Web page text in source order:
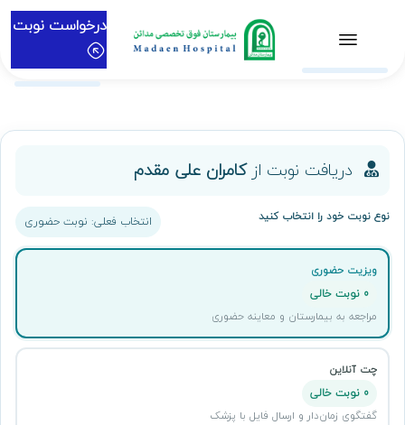
درخواست نوبت
دریافت نوبت ازکامران علی مقدم
نوع نوبت خود را انتخاب کنید انتخاب فعلی: نوبت حضوری
ویزیت حضوری
0 نوبت خالی
مراجعه به بیمارستان و معاینه حضوری
چت آنلاین
0 نوبت خالی
گفتگوی زمان‌دار و ارسال فایل با پزشک